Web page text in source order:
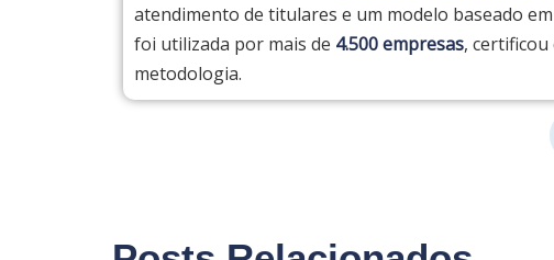
atendimento de titulares e um modelo baseado em
foi utilizada por mais de 4.500 empresas,
metodologia.